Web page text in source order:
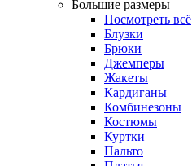
Большие размеры
Посмотреть всё
Блузки
Брюки
Джемперы
Жакеты
Кардиганы
Комбинезоны
Костюмы
Куртки
Пальто